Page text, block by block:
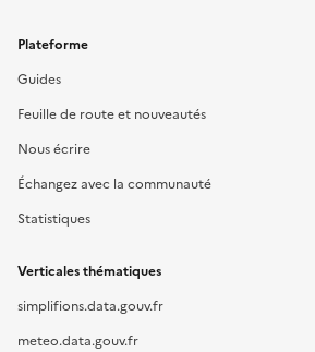
Plateforme
Guides
Feuille de route et nouveautés
Nous écrire
Échangez avec la communauté
Statistiques
Verticales thématiques
simplifions.data.gouv.fr
meteo.data.gouv.fr